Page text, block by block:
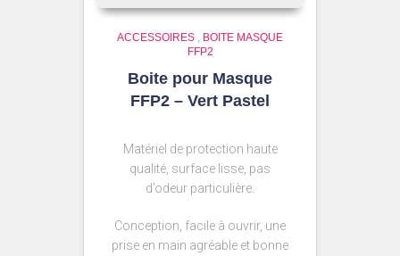
ACCESSOIRES , BOITE MASQUE
FFP2
Boite pour Masque
FFP2 – Vert Pastel
Matériel de protection haute
qualité, surface lisse, pas
d’odeur particulière.
Conception, facile à ouvrir, une
prise en main agréable et bonne